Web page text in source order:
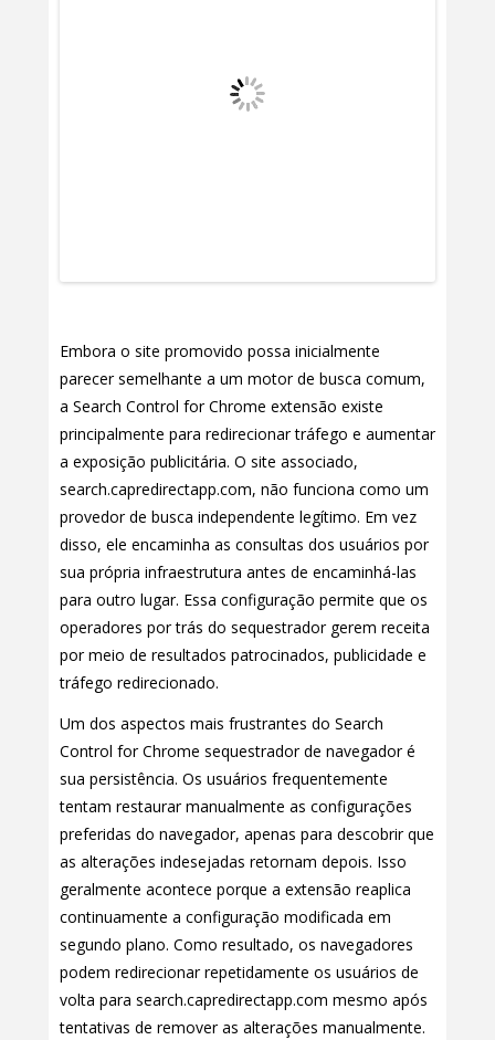
Embora o site promovido possa inicialmente
parecer semelhante a um motor de busca comum,
a Search Control for Chrome extensão existe
principalmente para redirecionar tráfego e aumentar
a exposição publicitária. O site associado,
search.capredirectapp.com, não funciona como um
provedor de busca independente legítimo. Em vez
disso, ele encaminha as consultas dos usuários por
sua própria infraestrutura antes de encaminhá-las
para outro lugar. Essa configuração permite que os
operadores por trás do sequestrador gerem receita
por meio de resultados patrocinados, publicidade e
tráfego redirecionado.
Um dos aspectos mais frustrantes do Search
Control for Chrome sequestrador de navegador é
sua persistência. Os usuários frequentemente
tentam restaurar manualmente as configurações
preferidas do navegador, apenas para descobrir que
as alterações indesejadas retornam depois. Isso
geralmente acontece porque a extensão reaplica
continuamente a configuração modificada em
segundo plano. Como resultado, os navegadores
podem redirecionar repetidamente os usuários de
volta para search.capredirectapp.com mesmo após
tentativas de remover as alterações manualmente.